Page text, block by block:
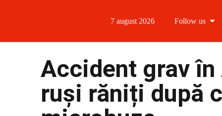
7 august 2026 Follow us
Follow
Accident grav
ruși răniți după